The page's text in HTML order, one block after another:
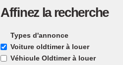
Affinez la recherche
Types d'annonce
Voiture oldtimer à louer
Véhicule Oldtimer à louer